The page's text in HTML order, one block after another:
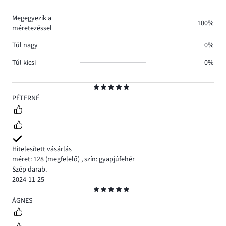
5
PÉTERNÉ
Hitelesített vásárlás
méret: 128 (megfelelő) ,szín: gyapjúfehér
Szép darab.
2024-11-25
5
ÁGNES
Megegyezik a
méretezéssel
100%
Túl nagy
0%
Túl kicsi
0%